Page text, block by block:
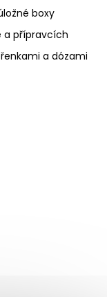
boxy
a přípravcích
a dózami